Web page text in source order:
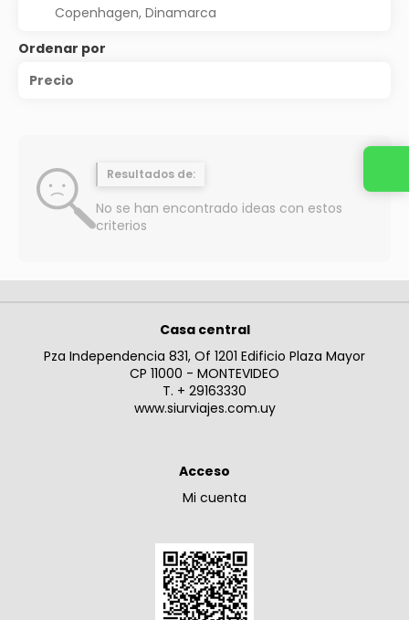
Ordenar por
Precio
Resultados de:
No se han encontrado ideas con estos
criterios
Casa central
Pza Independencia 831, Of 1201 Edificio Plaza Mayor
CP 11000 - MONTEVIDEO
T. + 29163330
www.siurviajes.com.uy
Acceso
Mi cuenta